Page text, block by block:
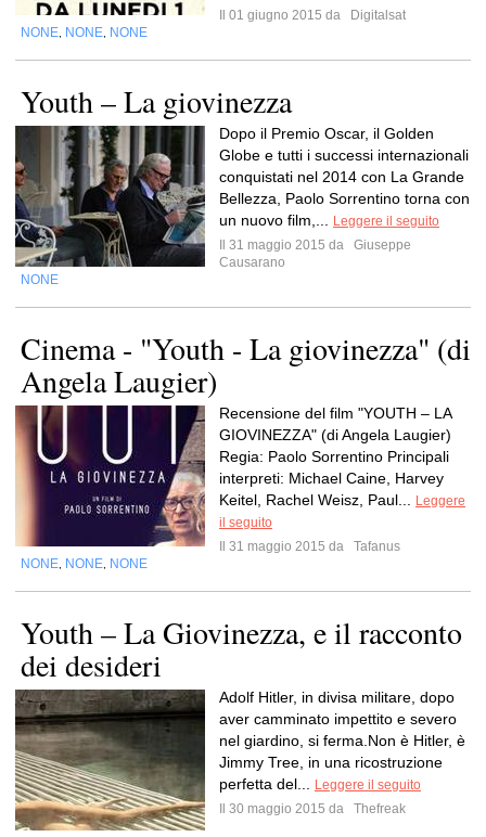
Il 01 giugno 2015 da
Digitalsat
NONE NONE NONE
Youth – La giovinezza
Dopo il Premio Oscar, il Golden
Globe e tutti i successi internazionali
conquistati nel 2014 con La Grande
Bellezza, Paolo Sorrentino torna con
un nuovo film,...
Leggere il seguito
Il 31 maggio 2015 da
Giuseppe
Causarano
NONE
Cinema - "Youth - La giovinezza" (di
Angela Laugier)
Recensione del film "YOUTH – LA
GIOVINEZZA" (di Angela Laugier)
Regia: Paolo Sorrentino Principali
interpreti: Michael Caine, Harvey
Keitel, Rachel Weisz, Paul...
Leggere
il seguito
Il 31 maggio 2015 da
Tafanus
NONE NONE NONE
Youth – La Giovinezza, e il racconto
dei desideri
Adolf Hitler, in divisa militare, dopo
aver camminato impettito e severo
nel giardino, si ferma.Non è Hitler, è
Jimmy Tree, in una ricostruzione
perfetta del...
Leggere il seguito
Il 30 maggio 2015 da
Thefreak